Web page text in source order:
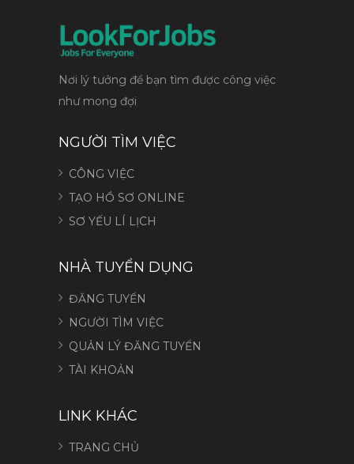
Nơi lý tưởng để bạn tìm được công việc
như mong đợi
NGƯỜI TÌM VIỆC
CÔNG VIỆC
TẠO HỒ SƠ ONLINE
SƠ YẾU LÍ LỊCH
NHÀ TUYỂN DỤNG
ĐĂNG TUYỂN
NGƯỜI TÌM VIỆC
QUẢN LÝ ĐĂNG TUYỂN
TÀI KHOẢN
LINK KHÁC
TRANG CHỦ